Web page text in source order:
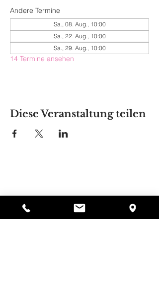
Andere Termine
Sa., 08. Aug., 10:00
Sa., 22. Aug., 10:00
Sa., 29. Aug., 10:00
14 Termine ansehen
Diese Veranstaltung teilen